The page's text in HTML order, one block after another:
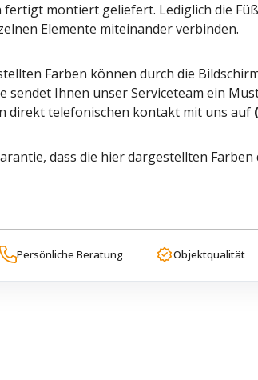
montiert geliefert. Lediglich die
Elemente miteinander verbinden.
Farben können durch die
sendet Ihnen unser Serviceteam ein
direkt telefonischen kontakt mit uns auf
dass die hier dargestellten Farben
Persönliche Beratung Objektqualität